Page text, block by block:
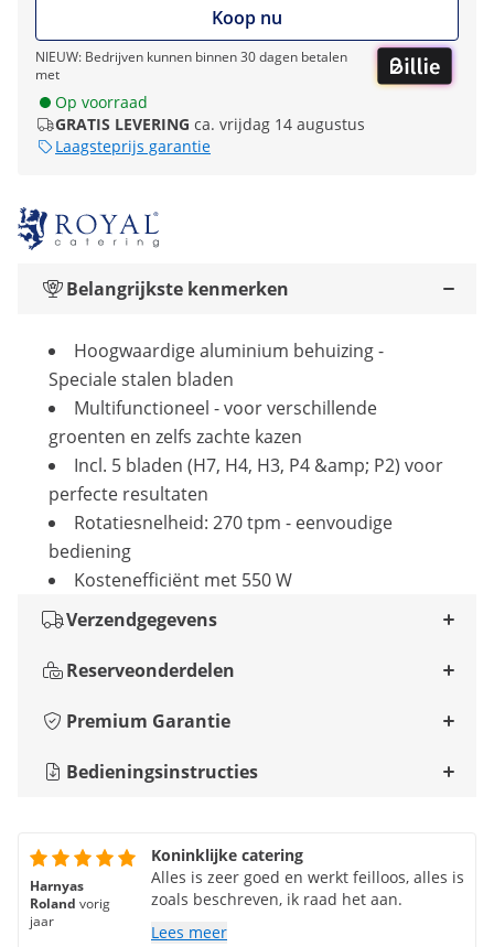
Koop nu
NIEUW: Bedrijven kunnen binnen 30 dagen betalen
met
Op voorraad
GRATIS LEVERING ca. vrijdag 14 augustus
Laagsteprijs garantie
Belangrijkste kenmerken
Hoogwaardige aluminium behuizing -
Speciale stalen bladen
Multifunctioneel - voor verschillende
groenten en zelfs zachte kazen
Incl. 5 bladen (H7, H4, H3, P4 &amp; P2) voor
perfecte resultaten
Rotatiesnelheid: 270 tpm - eenvoudige
bediening
Kostenefficiënt met 550 W
Verzendgegevens
Reserveonderdelen
Premium Garantie
Bedieningsinstructies
Harnyas
Roland vorig
jaar
Koninklijke catering
Alles is zeer goed en werkt feilloos, alles is
zoals beschreven, ik raad het aan.
Lees meer